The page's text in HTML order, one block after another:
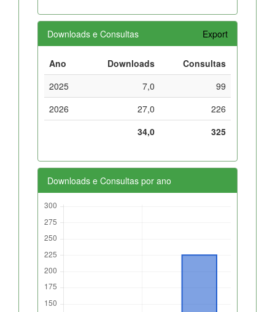
Downloads e Consultas Export
Ano Downloads
Consultas
2025
7,0
99
2026
27,0
226
34,0
325
Downloads e Consultas por ano